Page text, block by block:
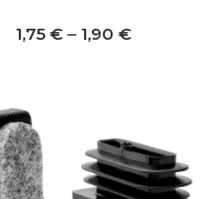
1,75 € – 1,90 €